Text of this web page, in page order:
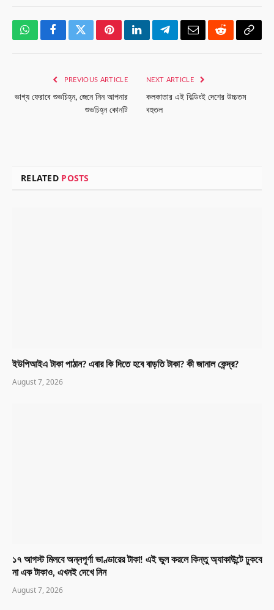
WhatsAppFacebookTwitterPinterestLinkedInTelegramEmailRedditCopy
PREVIOUS ARTICLE
ভাগ্য ফেরাবে শুভচিহ্ন, জেনে নিন আপনার
শুভচিহ্ন কোনটি
NEXT ARTICLE
কলকাতার এই বিল্ডিংই দেশের উচ্চতম
বহুতল
RELATED POSTS
ইউপিআইএ টাকা পাঠান? এবার কি দিতে হবে বাড়তি টাকা? কী জানাল কেন্দ্র?
August 7, 2026
১৭ আগস্ট মিলবে অন্নপূর্ণা ভাণ্ডারের টাকা! এই ভুল করলে কিন্তু অ্যাকাউন্টে ঢুকবে
না এক টাকাও, এখনই দেখে নিন
August 7, 2026